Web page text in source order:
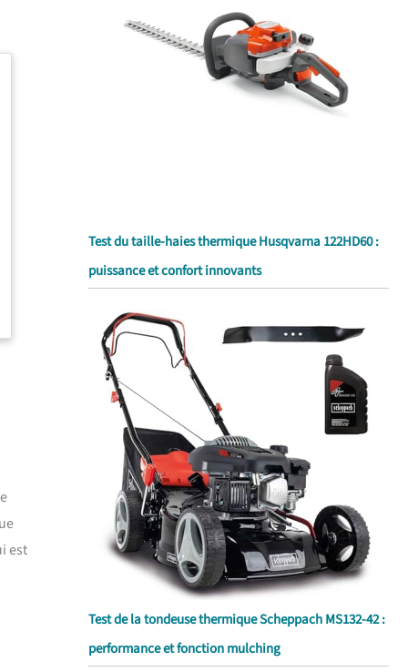
est
Test du taille-haies thermique Husqvarna 122HD60 :
puissance et confort innovants
Test de la tondeuse thermique Scheppach MS132-42 :
performance et fonction mulching